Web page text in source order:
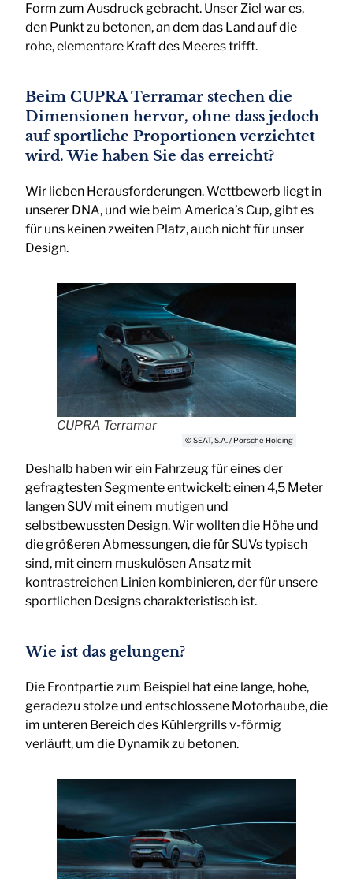
Form zum Ausdruck gebracht. Unser Ziel war es,
den Punkt zu betonen, an dem das Land auf die
rohe, elementare Kraft des Meeres trifft.
Beim CUPRA Terramar stechen die
Dimensionen hervor, ohne dass jedoch
auf sportliche Proportionen verzichtet
wird. Wie haben Sie das erreicht?
Wir lieben Herausforderungen. Wettbewerb liegt in
unserer DNA, und wie beim America’s Cup, gibt es
für uns keinen zweiten Platz, auch nicht für unser
Design.
CUPRA Terramar
© SEAT, S.A. / Porsche Holding
Deshalb haben wir ein Fahrzeug für eines der
gefragtesten Segmente entwickelt: einen 4,5 Meter
langen SUV mit einem mutigen und
selbstbewussten Design. Wir wollten die Höhe und
die größeren Abmessungen, die für SUVs typisch
sind, mit einem muskulösen Ansatz mit
kontrastreichen Linien kombinieren, der für unsere
sportlichen Designs charakteristisch ist.
Wie ist das gelungen?
Die Frontpartie zum Beispiel hat eine lange, hohe,
geradezu stolze und entschlossene Motorhaube, die
im unteren Bereich des Kühlergrills v-förmig
verläuft, um die Dynamik zu betonen.